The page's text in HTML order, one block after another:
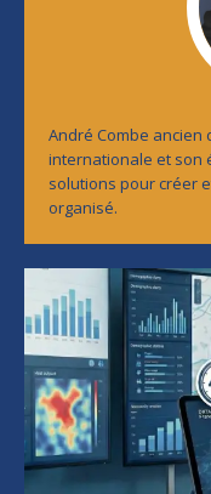
André Combe ancien
internationale et son
solutions pour créer
organisé.